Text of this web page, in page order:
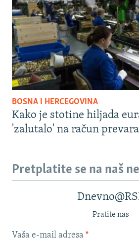
BOSNA I HERCEGOVINA
Kako je stotine hiljada
'zalutalo' na račun
Pretplatite se na naš
Pratite nas
Vaša e-mail adresa *